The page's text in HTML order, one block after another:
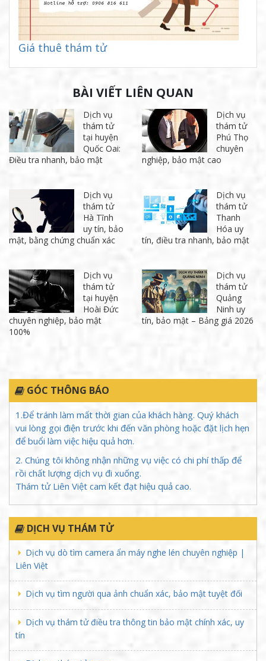
Giá thuê thám tử
BÀI VIẾT LIÊN QUAN
Dịch vụ
thám tử
tại huyện
Quốc Oai:
Điều tra nhanh, bảo mật
Dịch vụ
thám tử
Phú Thọ
chuyên
nghiệp, bảo mật cao
Dịch vụ
thám tử
Hà Tĩnh
uy tín, bảo
mật, bằng chứng chuẩn xác
Dịch vụ
thám tử
Thanh
Hóa uy
tín, điều tra nhanh, bảo mật
Dịch vụ
thám tử
tại huyện
Hoài Đức
chuyên nghiệp, bảo mật
100%
Dịch vụ
thám tử
Quảng
Ninh uy
tín, bảo mật – Bảng giá 2026
GÓC THÔNG BÁO
1.Để tránh làm mất thời gian của khách hàng. Quý khách
vui lòng gọi điện trước khi đến văn phòng hoặc đặt lịch hẹn
để buổi làm việc hiệu quả hơn.
2. Chúng tôi không nhận những vụ việc có chi phí thấp để
rồi chất lượng dịch vụ đi xuống.
Thám tử Liên Việt cam kết đạt hiệu quả cao.
DỊCH VỤ THÁM TỬ
Dịch vụ dò tìm camera ẩn máy nghe lén chuyên nghiệp |
Liên Việt
Dịch vụ tìm người qua ảnh chuẩn xác, bảo mật tuyệt đối
Dịch vụ thám tử điều tra thông tin bảo mật chính xác, uy
tín